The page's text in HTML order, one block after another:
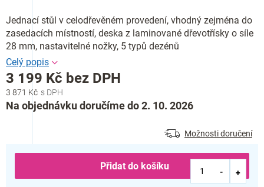
3 871 Kč
3 199 Kč bez DPH
Měrná
cena:
Na objednávku doručíme do 2. 10. 2026
Možnosti doručení
Přidat do košíku
Jednací stůl v celodřevěném provedení, vhodný zejména do
zasedacích místností, deska z laminované dřevotřísky o síle
28 mm, nastavitelné nožky, 5 typů dezénů